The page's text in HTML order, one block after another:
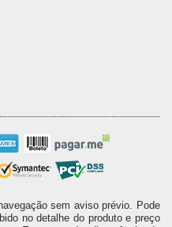
sem aviso prévio. Pode
no detalhe do produto e preço